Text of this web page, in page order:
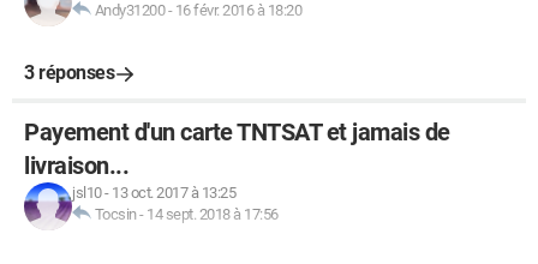
Andy31200- 16 févr. 2016 à 18:20
3 réponses
Payement d'un carte TNTSAT et jamais de
livraison...
jsl10- 13 oct. 2017 à 13:25
Tocsin- 14 sept. 2018 à 17:56